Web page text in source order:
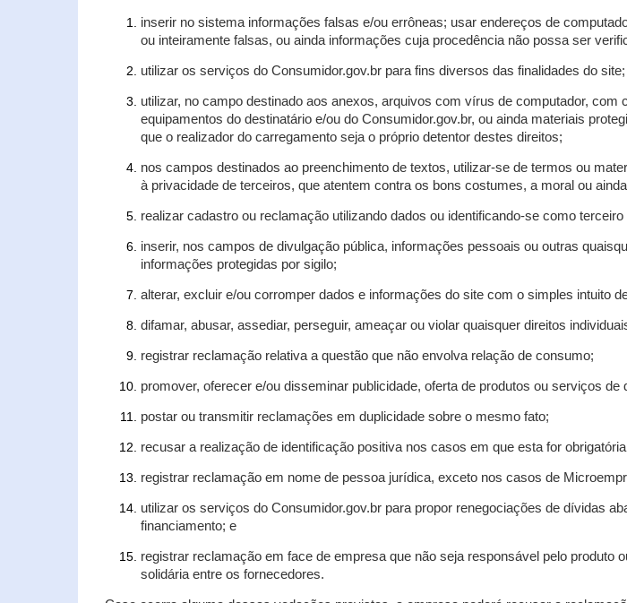
inserir no sistema informações falsas e/ou errôneas; usar endereços de
ou inteiramente falsas, ou ainda informações cuja procedência não possa ser
utilizar os serviços do Consumidor.gov.br para fins diversos das finalidades do site;
utilizar, no campo destinado aos anexos, arquivos com vírus de computador,
equipamentos do destinatário e/ou do Consumidor.gov.br, ou ainda materiais
que o realizador do carregamento seja o próprio detentor destes direitos;
nos campos destinados ao preenchimento de textos, utilizar-se de termos ou
à privacidade de terceiros, que atentem contra os bons costumes, a moral ou
realizar cadastro ou reclamação utilizando dados ou identificando-se como
inserir, nos campos de divulgação pública, informações pessoais ou outras
informações protegidas por sigilo;
alterar, excluir e/ou corromper dados e informações do site com o simples intuito
difamar, abusar, assediar, perseguir, ameaçar ou violar quaisquer direitos
registrar reclamação relativa a questão que não envolva relação de consumo;
promover, oferecer e/ou disseminar publicidade, oferta de produtos ou serviços de
postar ou transmitir reclamações em duplicidade sobre o mesmo fato;
recusar a realização de identificação positiva nos casos em que esta for
registrar reclamação em nome de pessoa jurídica, exceto nos casos de
utilizar os serviços do Consumidor.gov.br para propor renegociações de dívidas
financiamento; e
registrar reclamação em face de empresa que não seja responsável pelo
solidária entre os fornecedores.